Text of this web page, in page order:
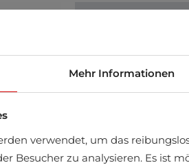
Mehr Informationen
verwendet, um das
Besucher zu analysieren. Es ist